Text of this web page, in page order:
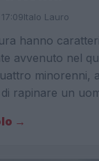
Italo Lauro
hanno
avvenuto nel
minorenni,
rapinare un
→